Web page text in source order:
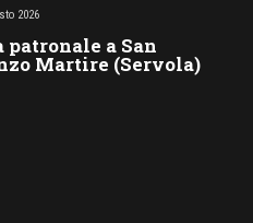
2026
patronale a San
Martire (Servola)